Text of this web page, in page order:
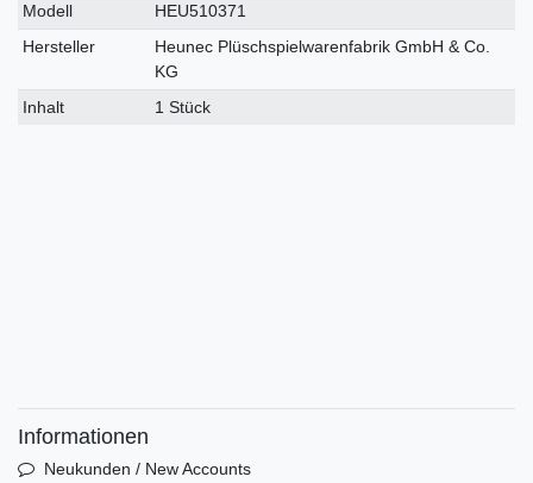
Modell
HEU510371
Hersteller
Heunec Plüschspielwarenfabrik GmbH & Co.
KG
Inhalt
1 Stück
Informationen
Neukunden / New Accounts